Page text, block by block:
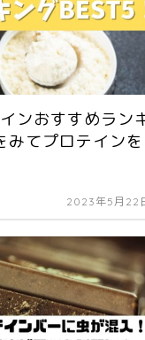
ンおすすめラン
みてプロテインを
2023年5月22